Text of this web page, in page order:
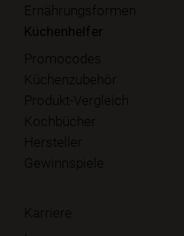
Ernährungsformen
Küchenhelfer
Promocodes
Küchenzubehör
Produkt-Vergleich
Kochbücher
Hersteller
Gewinnspiele
Karriere